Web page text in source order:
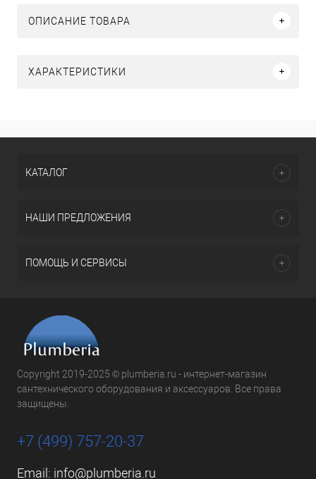
ОПИСАНИЕ ТОВАРА
ХАРАКТЕРИСТИКИ
КАТАЛОГ
НАШИ ПРЕДЛОЖЕНИЯ
ПОМОЩЬ И СЕРВИСЫ
Copyright 2019-2025 © plumberia.ru - интернет-магазин
сантехнического оборудования и аксессуаров. Все права
защищены.
+7 (499) 757-20-37
Email: info@plumberia.ru